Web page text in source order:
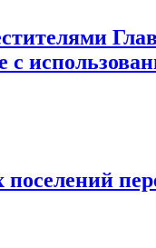
с